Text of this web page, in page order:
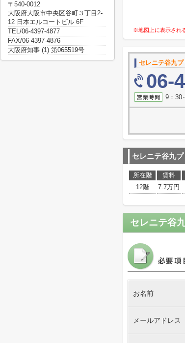
※地図上に表示され
セレニテ谷九プ
06-
9：30
セレニテ谷九
所在階 賃料
12階
7.7万円
セレニテ谷
お名前
メールアドレス
〒540-0012
大阪府大阪市中央区谷町３丁目2-
12 日本エルコートビル 6F
TEL/06-4397-4877
FAX/06-4397-4876
大阪府知事 (1) 第065519号